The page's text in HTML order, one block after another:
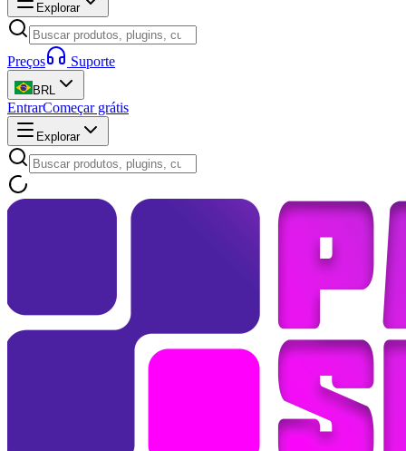
Explorar
Preços Suporte
BRL
EntrarComeçar grátis
Explorar